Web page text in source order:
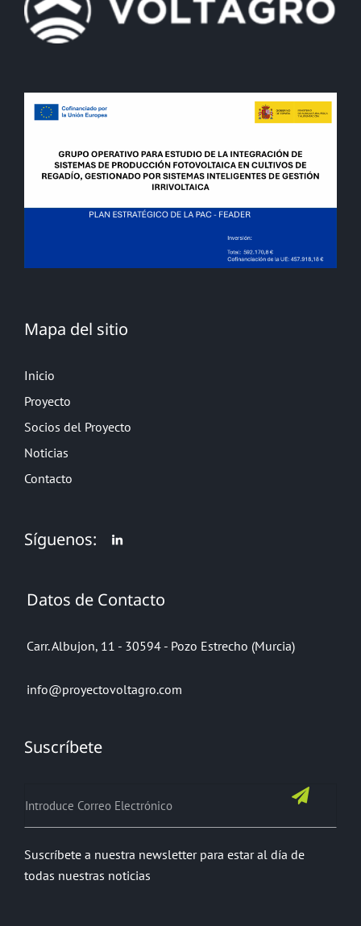
Mapa del sitio
Inicio
Proyecto
Socios del Proyecto
Noticias
Contacto
Síguenos:
Datos de Contacto
Carr. Albujon, 11 - 30594 - Pozo Estrecho (Murcia)
info@proyectovoltagro.com
Suscríbete
Suscríbete a nuestra newsletter para estar al día de
todas nuestras noticias